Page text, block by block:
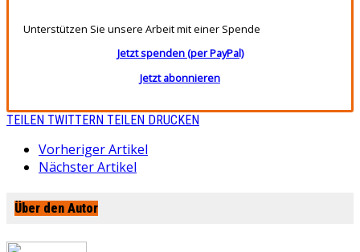
Unterstützen Sie unsere Arbeit mit einer Spende
Jetzt spenden (per PayPal)
Jetzt abonnieren
TEILEN TWITTERN TEILEN DRUCKEN
Vorheriger Artikel
Nächster Artikel
Über den Autor